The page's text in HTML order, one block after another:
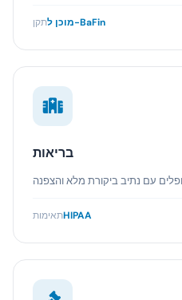
תקן מוכן ל-BaFin
בריאות
תאימותHIPAA